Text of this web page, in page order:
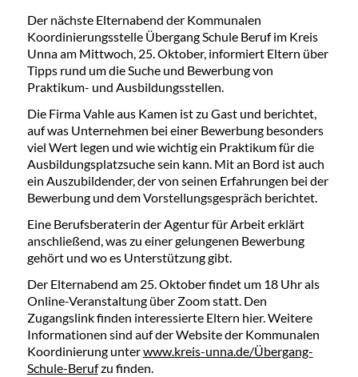
Der nächste Elternabend der Kommunalen
Koordinierungsstelle Übergang Schule Beruf im Kreis
Unna am Mittwoch, 25. Oktober, informiert Eltern über
Tipps rund um die Suche und Bewerbung von
Praktikum- und Ausbildungsstellen.
Die Firma Vahle aus Kamen ist zu Gast und berichtet,
auf was Unternehmen bei einer Bewerbung besonders
viel Wert legen und wie wichtig ein Praktikum für die
Ausbildungsplatzsuche sein kann. Mit an Bord ist auch
ein Auszubildender, der von seinen Erfahrungen bei der
Bewerbung und dem Vorstellungsgespräch berichtet.
Eine Berufsberaterin der Agentur für Arbeit erklärt
anschließend, was zu einer gelungenen Bewerbung
gehört und wo es Unterstützung gibt.
Der Elternabend am 25. Oktober findet um 18 Uhr als
Online-Veranstaltung über Zoom statt. Den
Zugangslink finden interessierte Eltern hier. Weitere
Informationen sind auf der Website der Kommunalen
Koordinierung unterwww.kreis-unna.de/Übergang-
Schule-Berufzu finden.